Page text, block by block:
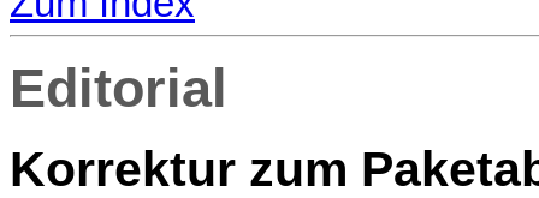
Editorial
Korrektur zum